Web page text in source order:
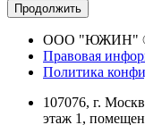
Продолжить
ООО "ЮЖИН"
Правовая
Политика
107076, г.
этаж 1,